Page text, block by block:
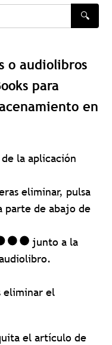
🔍
o audiolibros
para
en
la aplicación
eliminar, pulsa
parte de abajo de
junto a la
eliminar el
el artículo de